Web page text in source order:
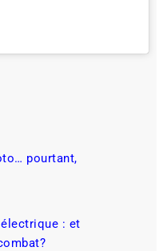
pourtant,
: et